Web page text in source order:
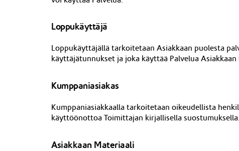
Loppukäyttäjä
Loppukäyttäjällä tarkoitetaan Asiakkaan puolesta
käyttäjätunnukset ja joka käyttää Palvelua Asiakkaan
Kumppaniasiakas
Kumppaniasiakkaalla tarkoitetaan oikeudellista
käyttöönottoa Toimittajan kirjallisella suostumuksella.
Asiakkaan Materiaali